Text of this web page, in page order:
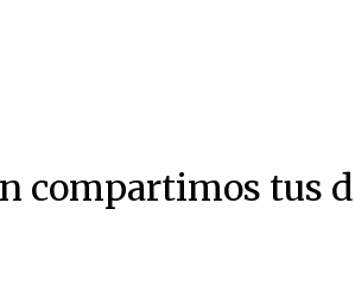
compartimos tus